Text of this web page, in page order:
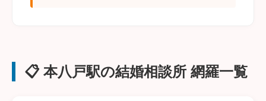
📋 本八戸駅の結婚相談所 網羅一覧